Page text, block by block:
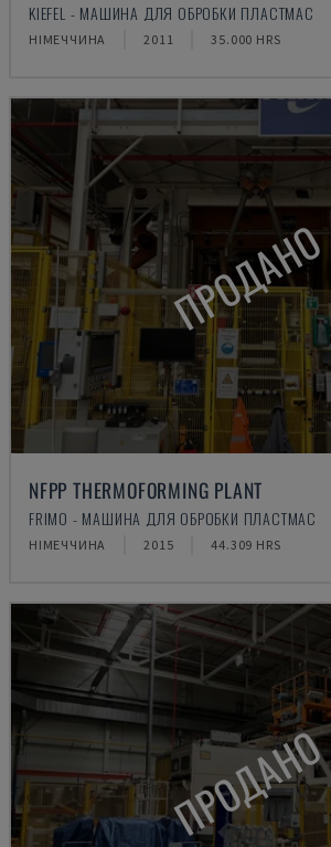
KIEFEL - МАШИНА ДЛЯ ОБРОБКИ ПЛАСТМАС
НІМЕЧЧИНА 2011 35.000 HRS
ПРОДАНО
NFPP THERMOFORMING PLANT
FRIMO - МАШИНА ДЛЯ ОБРОБКИ ПЛАСТМАС
НІМЕЧЧИНА 2015 44.309 HRS
ПРОДАНО